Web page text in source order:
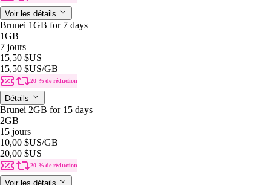
Voir les détails
Brunei 1GB for 7 days
1GB
7 jours
15,50 $US
15,50 $US/GB
20 % de réduction
Détails
Brunei 2GB for 15 days
2GB
15 jours
10,00 $US/GB
20,00 $US
20 % de réduction
Voir les détails